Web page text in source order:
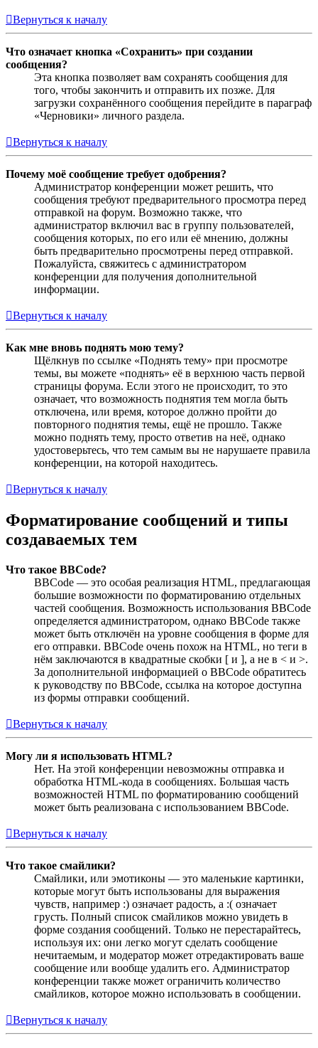
Вернуться к началу
Что означает кнопка «Сохранить» при создании
сообщения?
Эта кнопка позволяет вам сохранять сообщения для
того, чтобы закончить и отправить их позже. Для
загрузки сохранённого сообщения перейдите в параграф
«Черновики» личного раздела.
Вернуться к началу
Почему моё сообщение требует одобрения?
Администратор конференции может решить, что
сообщения требуют предварительного просмотра перед
отправкой на форум. Возможно также, что
администратор включил вас в группу пользователей,
сообщения которых, по его или её мнению, должны
быть предварительно просмотрены перед отправкой.
Пожалуйста, свяжитесь с администратором
конференции для получения дополнительной
информации.
Вернуться к началу
Как мне вновь поднять мою тему?
Щёлкнув по ссылке «Поднять тему» при просмотре
темы, вы можете «поднять» её в верхнюю часть первой
страницы форума. Если этого не происходит, то это
означает, что возможность поднятия тем могла быть
отключена, или время, которое должно пройти до
повторного поднятия темы, ещё не прошло. Также
можно поднять тему, просто ответив на неё, однако
удостоверьтесь, что тем самым вы не нарушаете правила
конференции, на которой находитесь.
Вернуться к началу
Форматирование сообщений и типы
создаваемых тем
Что такое BBCode?
BBCode — это особая реализация HTML, предлагающая
большие возможности по форматированию отдельных
частей сообщения. Возможность использования BBCode
определяется администратором, однако BBCode также
может быть отключён на уровне сообщения в форме для
его отправки. BBCode очень похож на HTML, но теги в
нём заключаются в квадратные скобки [ и ], а не в < и >.
За дополнительной информацией о BBCode обратитесь
к руководству по BBCode, ссылка на которое доступна
из формы отправки сообщений.
Вернуться к началу
Могу ли я использовать HTML?
Нет. На этой конференции невозможны отправка и
обработка HTML-кода в сообщениях. Большая часть
возможностей HTML по форматированию сообщений
может быть реализована с использованием BBCode.
Вернуться к началу
Что такое смайлики?
Смайлики, или эмотиконы — это маленькие картинки,
которые могут быть использованы для выражения
чувств, например :) означает радость, а :( означает
грусть. Полный список смайликов можно увидеть в
форме создания сообщений. Только не перестарайтесь,
используя их: они легко могут сделать сообщение
нечитаемым, и модератор может отредактировать ваше
сообщение или вообще удалить его. Администратор
конференции также может ограничить количество
смайликов, которое можно использовать в сообщении.
Вернуться к началу